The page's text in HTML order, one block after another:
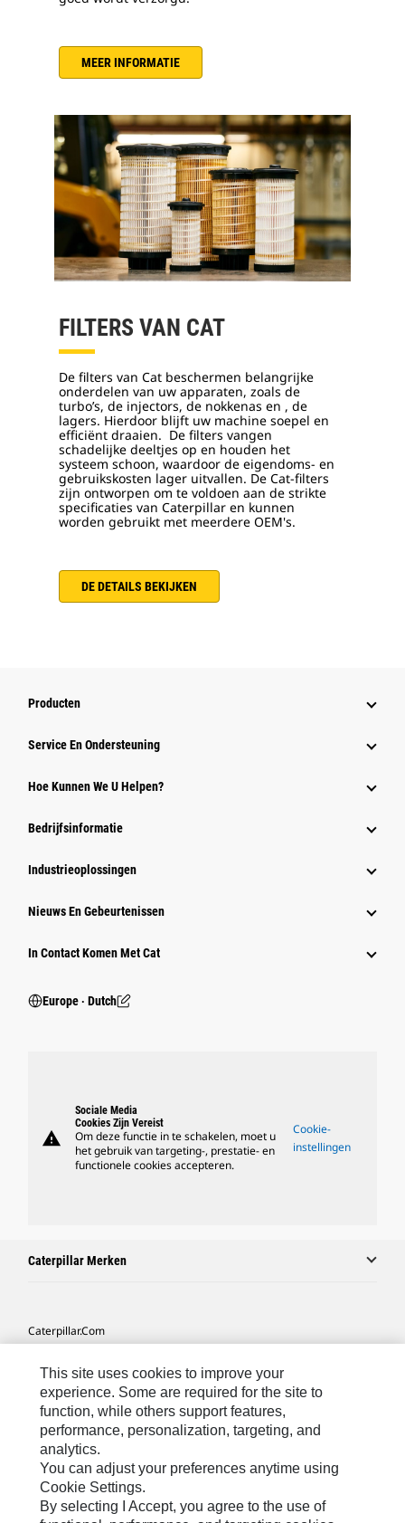
MEER INFORMATIE
FILTERS VAN CAT
De filters van Cat beschermen belangrijke
onderdelen van uw apparaten, zoals de
turbo’s, de injectors, de nokkenas en , de
lagers. Hierdoor blijft uw machine soepel en
efficiënt draaien. De filters vangen
schadelijke deeltjes op en houden het
systeem schoon, waardoor de eigendoms- en
gebruikskosten lager uitvallen. De Cat-filters
zijn ontworpen om te voldoen aan de strikte
specificaties van Caterpillar en kunnen
worden gebruikt met meerdere OEM's.
DE DETAILS BEKIJKEN
Producten
Service En Ondersteuning
Hoe Kunnen We U Helpen?
Bedrijfsinformatie
Industrieoplossingen
Nieuws En Gebeurtenissen
In Contact Komen Met Cat
Europe ‧ Dutch
warning
Sociale Media
Cookies Zijn Vereist
Om deze functie in te schakelen, moet u
het gebruik van targeting-, prestatie- en
functionele cookies accepteren.
Cookie-
instellingen
Caterpillar Merken
Caterpillar.com
Mijn Marketingvoorkeuren
Site Map
Cookie Settings
Legal
Privacy
This site uses cookies to improve your
experience. Some are required for the site to
function, while others support features,
performance, personalization, targeting, and
analytics.
You can adjust your preferences anytime using
Cookie Settings.
By selecting I Accept, you agree to the use of